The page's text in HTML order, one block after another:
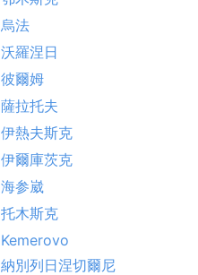
烏法
沃羅涅日
彼爾姆
薩拉托夫
伊熱夫斯克
伊爾庫茨克
海参崴
托木斯克
Kemerovo
納別列日涅切爾尼